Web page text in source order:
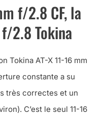
f/2.8 CF, la
2.8 Tokina
Tokina AT-X 11-16 mm
constante a su
très correctes et un
C’est le seul 11-16